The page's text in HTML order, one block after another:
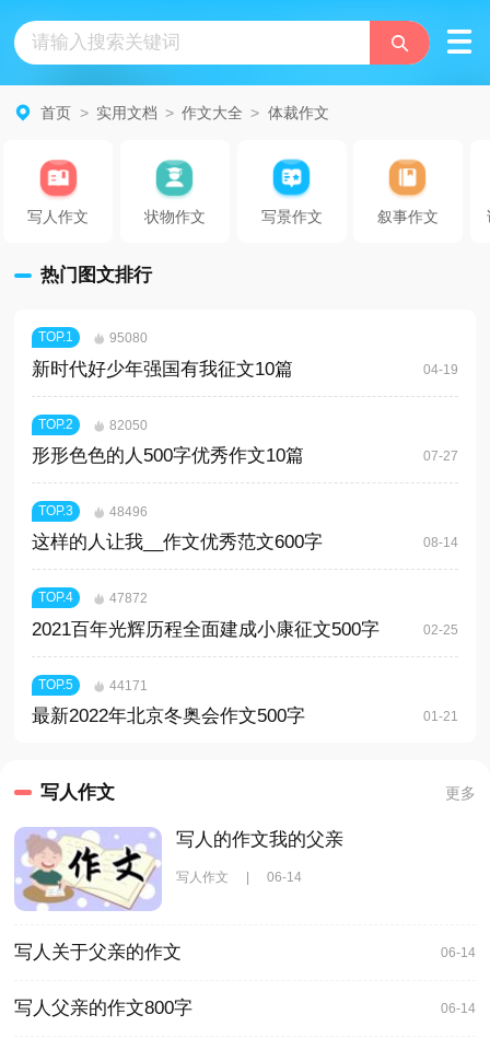
首页 > 实用文档 > 作文大全 > 体裁作文
写人作文 状物作文 写景作文 叙事作文
热门图文排行
TOP.1 95080
新时代好少年强国有我征文10篇 04-19
TOP.2 82050
形形色色的人500字优秀作文10篇 07-27
TOP.3 48496
这样的人让我__作文优秀范文600字 08-14
TOP.4 47872
2021百年光辉历程全面建成小康征文500字 02-25
TOP.5 44171
最新2022年北京冬奥会作文500字 01-21
写人作文 更多
写人的作文我的父亲
写人作文 | 06-14
写人关于父亲的作文 06-14
写人父亲的作文800字 06-14